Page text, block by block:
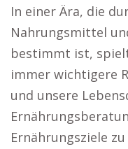
In einer Ära, die
Nahrungsmittel
bestimmt ist,
immer wichtigere
und unsere
Ernährungsziele